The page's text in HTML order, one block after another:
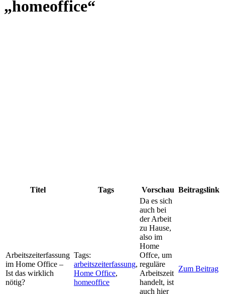
„homeoffice“
Titel Tags Vorschau Beitragslink
Arbeitszeiterfassung
im Home Office –
Ist das wirklich
nötig?
Tags:
arbeitszeiterfassung,
Home Office,
homeoffice
Da es sich
auch bei
der Arbeit
zu Hause,
also im
Home
Offce, um
reguläre
Arbeitszeit
handelt, ist
auch hier
Zum Beitrag